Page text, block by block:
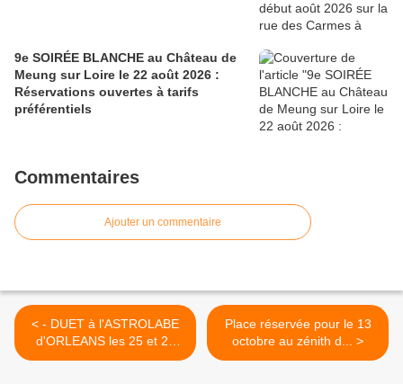
9e SOIRÉE BLANCHE au Château de
Meung sur Loire le 22 août 2026 :
Réservations ouvertes à tarifs
préférentiels
Commentaires
Ajouter un commentaire
< - DUET à l'ASTROLABE
d'ORLEANS les 25 et 26
octobre: comment vous
Place réservée pour le 13
octobre au zénith d... >